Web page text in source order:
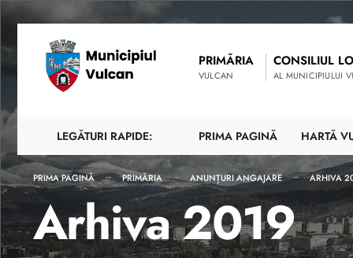
PRIMĂRIA
VULCAN
CONSILIUL
AL MUNICIPIULUI
LEGĂTURI RAPIDE: PRIMA PAGINĂ HARTĂ
PRIMA PAGINĂ PRIMĂRIA ANUNȚURI ANGAJARE ARHIVA
Arhiva 2019